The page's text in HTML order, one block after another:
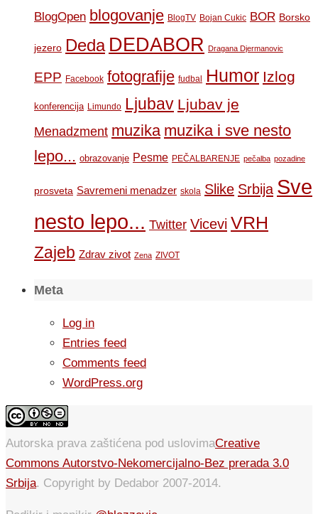
BlogOpen blogovanje BlogTV Bojan Cukic BOR Borsko
jezero Deda DEDABOR Dragana Djermanovic
EPP Facebook fotografije fudbal Humor Izlog
konferencija Limundo Ljubav Ljubav je
Menadzment muzika muzika i sve nesto
lepo... obrazovanje Pesme PEČALBARENJE pečalba pozadine
prosveta Savremeni menadzer skola Slike Srbija Sve
nesto lepo... Twitter Vicevi VRH
Zajeb Zdrav zivot Zena ZIVOT
Meta
Log in
Entries feed
Comments feed
WordPress.org
Autorska prava zaštićena pod uslovimaCreative
Commons Autorstvo-Nekomercijalno-Bez prerada 3.0
Srbija. Copyright by Dedabor 2007-2014.